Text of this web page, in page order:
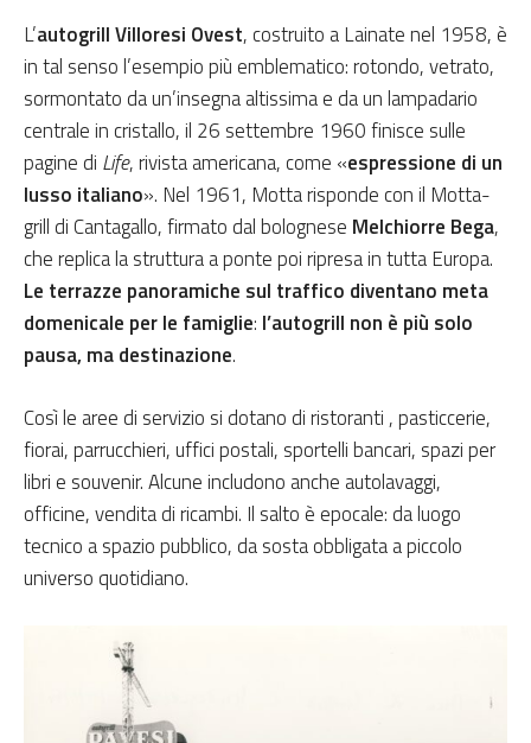
L’autogrill Villoresi Ovest, costruito a Lainate nel 1958, è
in tal senso l’esempio più emblematico: rotondo, vetrato,
sormontato da un’insegna altissima e da un lampadario
centrale in cristallo, il 26 settembre 1960 finisce sulle
pagine di Life, rivista americana, come «espressione di un
lusso italiano». Nel 1961, Motta risponde con il Motta-
grill di Cantagallo, firmato dal bolognese Melchiorre Bega,
che replica la struttura a ponte poi ripresa in tutta Europa.
Le terrazze panoramiche sul traffico diventano meta
domenicale per le famiglie: l’autogrill non è più solo
pausa, ma destinazione.
Così le aree di servizio si dotano di ristoranti , pasticcerie,
fiorai, parrucchieri, uffici postali, sportelli bancari, spazi per
libri e souvenir. Alcune includono anche autolavaggi,
officine, vendita di ricambi. Il salto è epocale: da luogo
tecnico a spazio pubblico, da sosta obbligata a piccolo
universo quotidiano.